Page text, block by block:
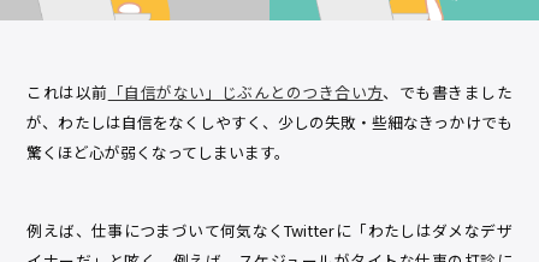
これは以前 「自信がない」じぶんとのつき合い方、でも書きました
が、わたしは自信をなくしやすく、少しの失敗・些細なきっかけでも
驚くほど心が弱くなってしまいます。
例えば、仕事につまづいて何気なくTwitterに「わたしはダメなデザ